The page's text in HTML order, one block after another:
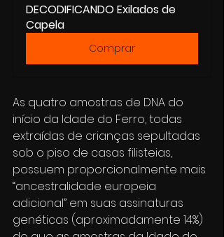
DECODIFICANDO Exilados de
Capela
Comprar
As quatro amostras de DNA do
início da Idade do Ferro, todas
extraídas de crianças sepultadas
sob o piso de casas filisteias,
possuem proporcionalmente mais
“ancestralidade europeia
adicional” em suas assinaturas
genéticas (aproximadamente 14%)